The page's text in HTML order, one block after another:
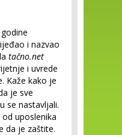
i nazvao
tačno.net
i uvrede
Kaže kako je
je sve
se nastavljali.
uposlenika
da je zaštite.